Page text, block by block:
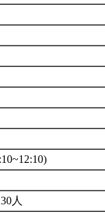
人